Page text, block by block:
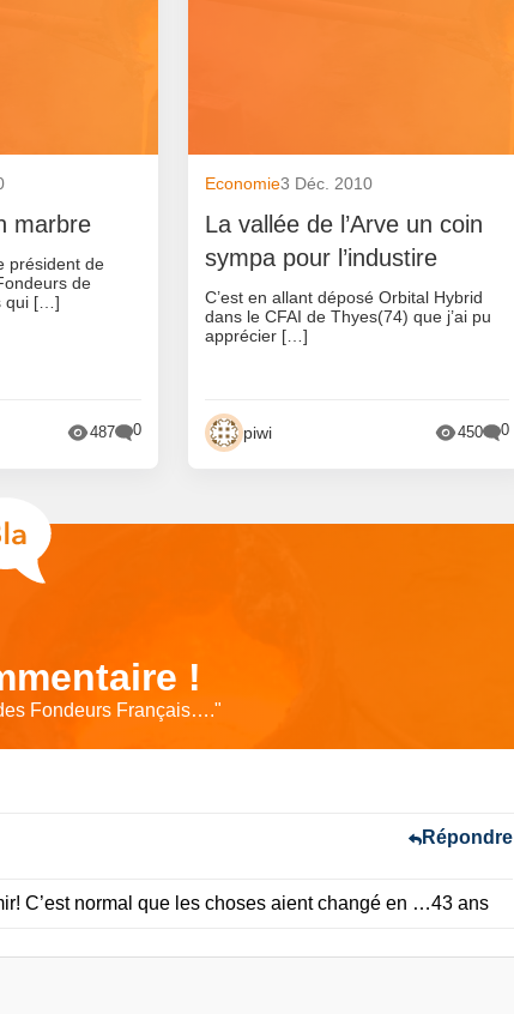
marbre
président de
de
qui […]
487 0
Economie3 Déc. 2010
La vallée de l’Arve un coin
sympa pour l’industire
C’est en allant déposé Orbital Hybrid
dans le CFAI de Thyes(74) que j’ai pu
apprécier […]
piwi 450 0
!
Fondeurs Français…."
C’est normal que les choses aient changé en …43 ans
Répondre